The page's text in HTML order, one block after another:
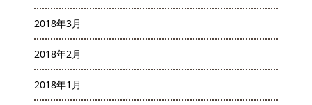
2018年3月
2018年2月
2018年1月